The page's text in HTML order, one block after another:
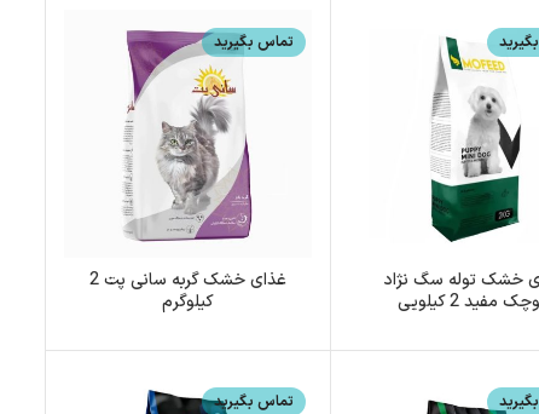
خشک توله سگ نژاد
مفید 2 کیلویی
تماس بگیرید
غذای خشک گربه سانی پت 2
کیلوگرم
تماس بگیرید